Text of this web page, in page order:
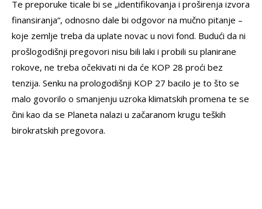
Te preporuke ticale bi se „identifikovanja i proširenja izvora
finansiranja“, odnosno dale bi odgovor na mučno pitanje –
koje zemlje treba da uplate novac u novi fond. Budući da ni
prošlogodišnji pregovori nisu bili laki i probili su planirane
rokove, ne treba očekivati ni da će KOP 28 proći bez
tenzija. Senku na prologodišnji KOP 27 bacilo je to što se
malo govorilo o smanjenju uzroka klimatskih promena te se
čini kao da se Planeta nalazi u začaranom krugu teških
birokratskih pregovora.